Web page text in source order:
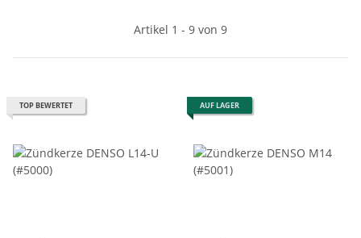
Artikel 1 - 9 von 9
TOP BEWERTET AUF LAGER